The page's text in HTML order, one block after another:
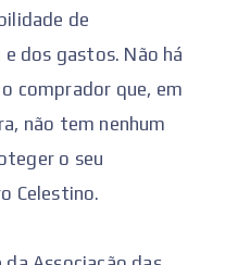
de
dos gastos. Não há
comprador que, em
não tem nenhum
o seu
Celestino.